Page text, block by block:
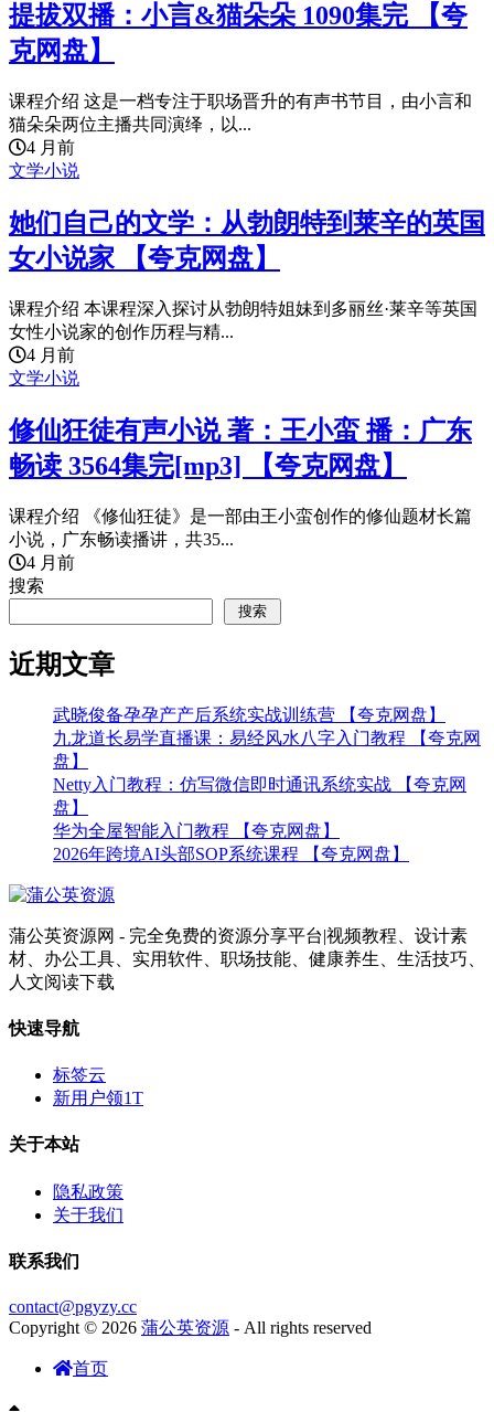
提拔双播：小言&猫朵朵 1090集完 【夸
克网盘】
课程介绍 这是一档专注于职场晋升的有声书节目，由小言和
猫朵朵两位主播共同演绎，以...
4 月前
文学小说
她们自己的文学：从勃朗特到莱辛的英国
女小说家 【夸克网盘】
课程介绍 本课程深入探讨从勃朗特姐妹到多丽丝·莱辛等英国
女性小说家的创作历程与精...
4 月前
文学小说
修仙狂徒有声小说 著：王小蛮 播：广东
畅读 3564集完[mp3] 【夸克网盘】
课程介绍 《修仙狂徒》是一部由王小蛮创作的修仙题材长篇
小说，广东畅读播讲，共35...
4 月前
搜索
搜索
近期文章
武晓俊备孕孕产产后系统实战训练营 【夸克网盘】
九龙道长易学直播课：易经风水八字入门教程 【夸克网
盘】
Netty入门教程：仿写微信即时通讯系统实战 【夸克网
盘】
华为全屋智能入门教程 【夸克网盘】
2026年跨境AI头部SOP系统课程 【夸克网盘】
蒲公英资源网 - 完全免费的资源分享平台|视频教程、设计素
材、办公工具、实用软件、职场技能、健康养生、生活技巧、
人文阅读下载
快速导航
标签云
新用户领1T
关于本站
隐私政策
关于我们
联系我们
contact@pgyzy.cc
Copyright © 2026 蒲公英资源 - All rights reserved
首页